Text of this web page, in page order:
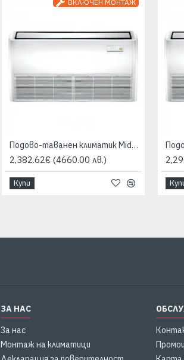
ВКЛЮЧЕН МОНТАЖ
Подово-таванен климатик Midea MUE-36HRFNX-QRD0W/MOD30U-36HFN8-QRD0W, 36000 BTU, Клас A++
2,382.62€ (4660.00 лв.)
Купи
ЗА НАС
За нас
Монтаж на климатици